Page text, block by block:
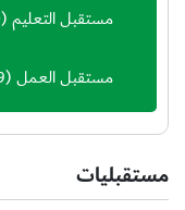
مستقبل التعليم(30)
مستقبل العمل(29)
مستقبليات